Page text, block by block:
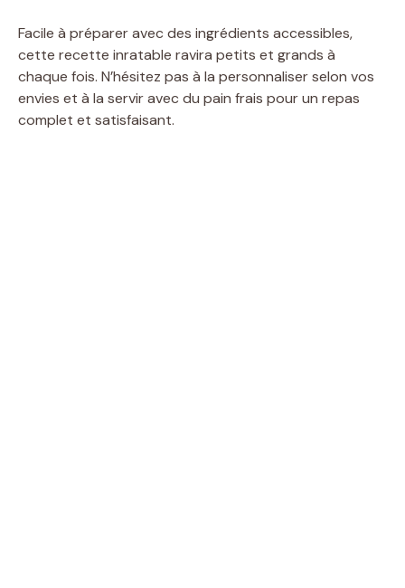
Facile à préparer avec des ingrédients accessibles,
cette recette inratable ravira petits et grands à
chaque fois. N’hésitez pas à la personnaliser selon vos
envies et à la servir avec du pain frais pour un repas
complet et satisfaisant.